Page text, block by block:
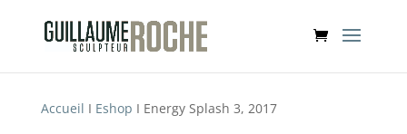
Accueil I Eshop I Energy Splash 3, 2017